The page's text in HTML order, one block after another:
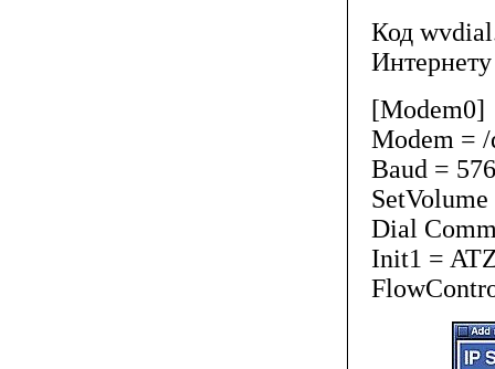
Код
[Modem0]
Modem =
Baud =
SetVolume
Dial
Init1 =